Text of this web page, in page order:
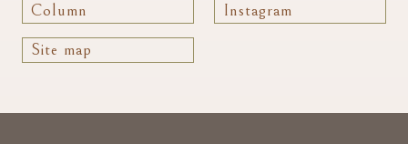
Column Instagram
Site map